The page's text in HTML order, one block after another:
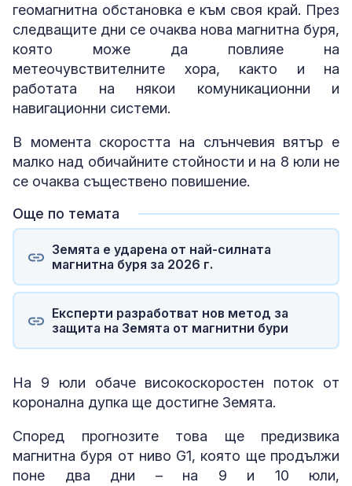
геомагнитна обстановка е към своя край. През
следващите дни се очаква нова магнитна буря,
която може да повлияе на
метеочувствителните хора, както и на
работата на някои комуникационни и
навигационни системи.
В момента скоростта на слънчевия вятър е
малко над обичайните стойности и на 8 юли не
се очаква съществено повишение.
Още по темата
Земята е ударена от най-силната
магнитна буря за 2026 г.
Експерти разработват нов метод за
защита на Земята от магнитни бури
На 9 юли обаче високоскоростен поток от
коронална дупка ще достигне Земята.
Според прогнозите това ще предизвика
магнитна буря от ниво G1, която ще продължи
поне два дни – на 9 и 10 юли,